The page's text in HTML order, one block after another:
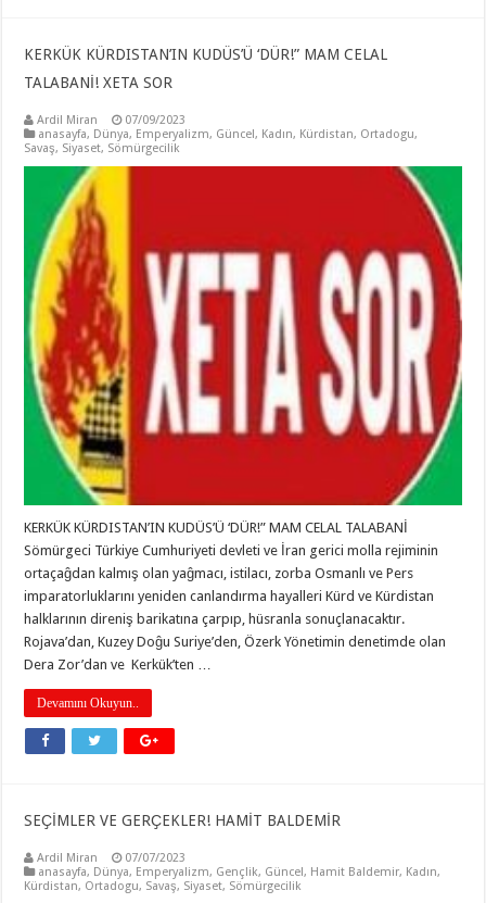
KERKÜK KÜRDISTAN’IN KUDÜS’Ü ‘DÜR!” MAM CELAL
TALABANİ! XETA SOR
Ardil Miran
07/09/2023
anasayfa, Dünya, Emperyalizm, Güncel, Kadın, Kürdistan, Ortadogu,
Savaş, Siyaset, Sömürgecilik
KERKÜK KÜRDISTAN’IN KUDÜS’Ü ‘DÜR!” MAM CELAL TALABANİ
Sömürgeci Türkiye Cumhuriyeti devleti ve İran gerici molla rejiminin
ortaçaĝdan kalmış olan yaĝmacı, istilacı, zorba Osmanlı ve Pers
imparatorluklarını yeniden canlandırma hayalleri Kürd ve Kürdistan
halklarının direniş barikatına çarpıp, hüsranla sonuçlanacaktır.
Rojava’dan, Kuzey Doĝu Suriye’den, Özerk Yönetimin denetimde olan
Dera Zor’dan ve Kerkük’ten …
Devamını Okuyun..
SEҪİMLER VE GERҪEKLER! HAMİT BALDEMİR
Ardil Miran
07/07/2023
anasayfa, Dünya, Emperyalizm, Gençlik, Güncel, Hamit Baldemir, Kadın,
Kürdistan, Ortadogu, Savaş, Siyaset, Sömürgecilik